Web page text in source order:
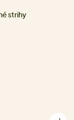
strihy